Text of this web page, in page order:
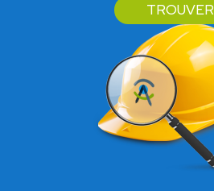
TROUVER